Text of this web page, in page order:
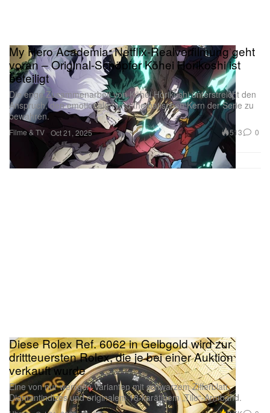
Filme & TV
My Hero Academia: Netflix-Realverfilmung geht
voran – Original-Schöpfer Kōhei Horikoshi ist
beteiligt
Die enge Zusammenarbeit von Kōhei Horikoshi unterstreicht den
Anspruch, den emotionalen und thematischen Kern der Serie zu
bewahren.
Oct 21, 2025 513 0
Diese Rolex Ref. 6062 in Gelbgold wird zur
drittteuersten Rolex, die je bei einer Auktion
verkauft wurde
Eine von nur wenigen Varianten mit schwarzem Zifferblatt,
Diamantindizes und originalem 18-karätigem „Tile“-Armband.